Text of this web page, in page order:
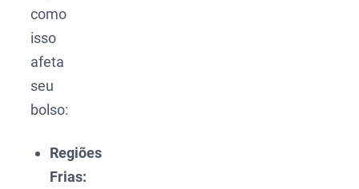
como
isso
afeta
seu
bolso:
Regiões
Frias: